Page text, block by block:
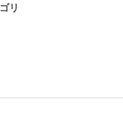
リ